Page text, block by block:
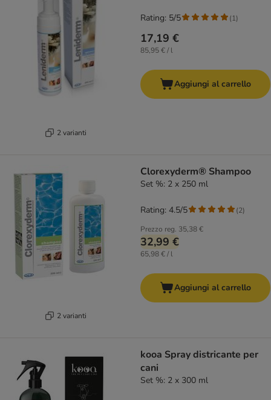
2 varianti
17,19 €
85,95 € / l
Rating: 5/5 (1)
Aggiungi al carrello
2 varianti
Clorexyderm® Shampoo
Set %: 2 x 250 ml
Prezzo reg. 35,38 €
32,99 €
65,98 € / l
Rating: 4.5/5 (2)
Aggiungi al carrello
kooa Spray districante per
cani
Set %: 2 x 300 ml